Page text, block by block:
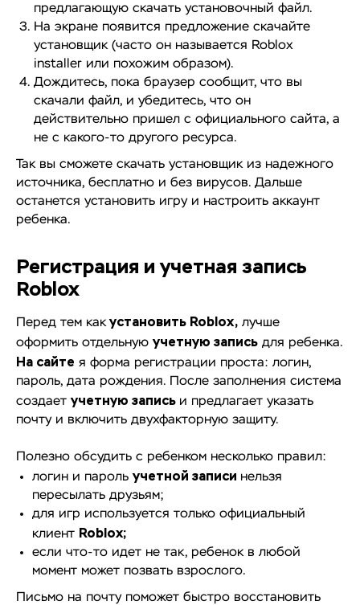
предлагающую скачать установочный файл.
На экране появится предложение скачайте
установщик (часто он называется Roblox
installer или похожим образом).
Дождитесь, пока браузер сообщит, что вы
скачали файл, и убедитесь, что он
действительно пришел с официального сайта, а
не с какого-то другого ресурса.
Так вы сможете скачать установщик из надежного
источника, бесплатно и без вирусов. Дальше
останется установить игру и настроить аккаунт
ребенка.
Регистрация и учетная запись
Roblox
Перед тем какустановить Roblox, лучше
оформить отдельнуюучетную запись для ребенка.
На сайте я форма регистрации проста: логин,
пароль, дата рождения. После заполнения система
создаетучетную запись и предлагает указать
почту и включить двухфакторную защиту.
Полезно обсудить с ребенком несколько правил:
логин и парольучетной записи нельзя
пересылать друзьям;
для игр используется только официальный
клиент Roblox;
если что-то идет не так, ребенок в любой
момент может позвать взрослого.
Письмо на почту поможет быстро восстановить